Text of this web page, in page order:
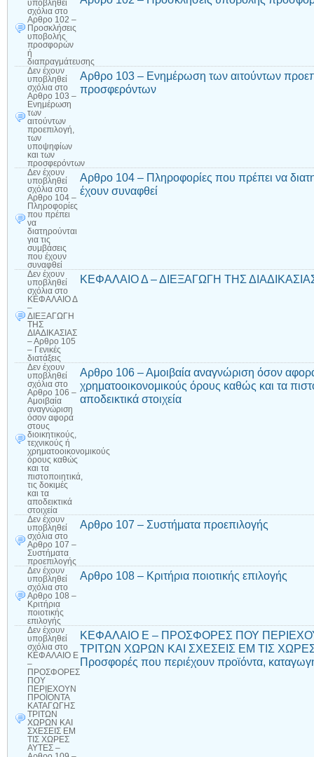
υποβληθεί
σχόλια στο
Αρθρο 102 –
Προσκλήσεις
υποβολής
προσφορών
ή
διαπραγμάτευσης
Δεν έχουν
υποβληθεί
σχόλια στο
Αρθρο 103 –
Ενημέρωση
των
αιτούντων
προεπιλογή,
των
υποψηφίων
και των
προσφερόντων
Αρθρο 103 – Ενημέρωση των αιτούντων
προσφερόντων
Δεν έχουν
υποβληθεί
σχόλια στο
Αρθρο 104 –
Πληροφορίες
που πρέπει
να
διατηρούνται
για τις
συμβάσεις
που έχουν
συναφθεί
Αρθρο 104 – Πληροφορίες που πρέπει να
έχουν συναφθεί
Δεν έχουν
υποβληθεί
σχόλια στο
ΚΕΦΑΛΑΙΟ Δ
–
ΔΙΕΞΑΓΩΓΗ
ΤΗΣ
ΔΙΑΔΙΚΑΣΙΑΣ
– Αρθρο 105
– Γενικές
διατάξεις
ΚΕΦΑΛΑΙΟ Δ – ΔΙΕΞΑΓΩΓΗ ΤΗΣ ΔΙΑΔΙΚΑΣΙΑΣ
Δεν έχουν
υποβληθεί
σχόλια στο
Αρθρο 106 –
Αμοιβαία
αναγνώριση
όσον αφορά
στους
διοικητικούς,
τεχνικούς ή
χρηματοοικονομικούς
όρους καθώς
και τα
πιστοποιητικά,
τις δοκιμές
και τα
αποδεικτικά
στοιχεία
Αρθρο 106 – Αμοιβαία αναγνώριση όσον αφορά
χρηματοοικονομικούς όρους καθώς και τα
αποδεικτικά στοιχεία
Δεν έχουν
υποβληθεί
σχόλια στο
Αρθρο 107 –
Συστήματα
προεπιλογής
Αρθρο 107 – Συστήματα προεπιλογής
Δεν έχουν
υποβληθεί
σχόλια στο
Αρθρο 108 –
Κριτήρια
ποιοτικής
επιλογής
Αρθρο 108 – Κριτήρια ποιοτικής επιλογής
Δεν έχουν
υποβληθεί
σχόλια στο
ΚΕΦΑΛΑΙΟ Ε
–
ΠΡΟΣΦΟΡΕΣ
ΠΟΥ
ΠΕΡΙΕΧΟΥΝ
ΠΡΟΪΟΝΤΑ
ΚΑΤΑΓΩΓΗΣ
ΤΡΙΤΩΝ
ΧΩΡΩΝ ΚΑΙ
ΣΧΕΣΕΙΣ ΕΜ
ΤΙΣ ΧΩΡΕΣ
ΑΥΤΕΣ –
ΚΕΦΑΛΑΙΟ Ε – ΠΡΟΣΦΟΡΕΣ ΠΟΥ
ΤΡΙΤΩΝ ΧΩΡΩΝ ΚΑΙ ΣΧΕΣΕΙΣ ΕΜ ΤΙΣ
Προσφορές που περιέχουν προϊόντα,